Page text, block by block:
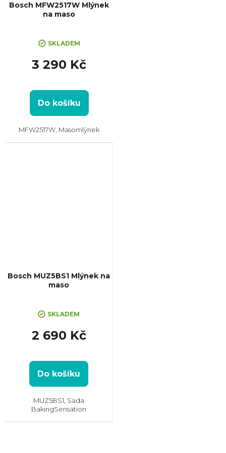
Bosch MFW2517W Mlýnek
na maso
SKLADEM
3 290 Kč
Do košíku
MFW2517W, Masomlýnek
Bosch MUZ5BS1 Mlýnek na
maso
SKLADEM
2 690 Kč
Do košíku
MUZ5BS1, Sada
BakingSensation